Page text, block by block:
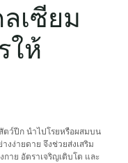
เซียม
ให้
ตว์ปีก นำไปโรยหรือผสมบน
งง่ายดาย จึงช่วยส่งเสริม
าย อัตราเจริญเติบโต และ